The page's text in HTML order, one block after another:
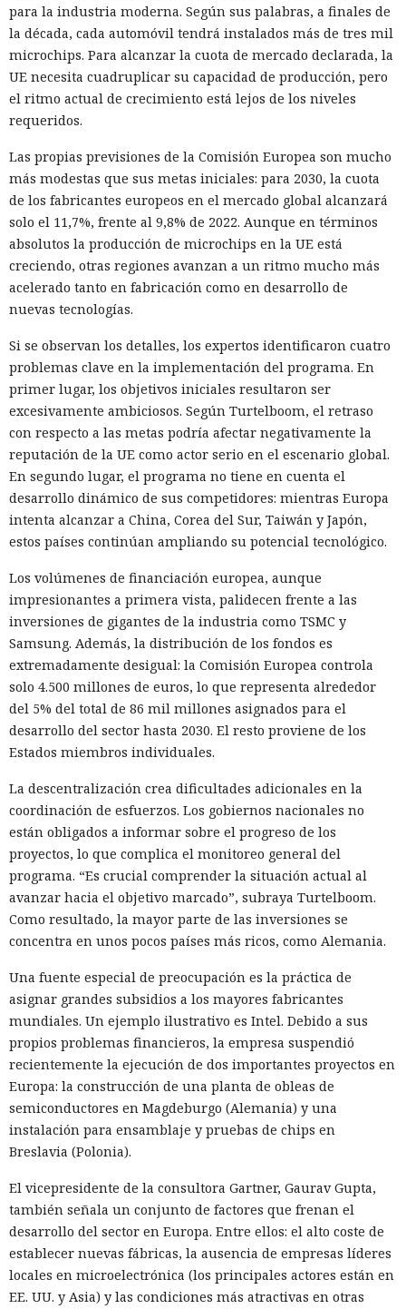
para la industria moderna. Según sus palabras, a finales de
la década, cada automóvil tendrá instalados más de tres mil
microchips. Para alcanzar la cuota de mercado declarada, la
UE necesita cuadruplicar su capacidad de producción, pero
el ritmo actual de crecimiento está lejos de los niveles
requeridos.
Las propias previsiones de la Comisión Europea son mucho
más modestas que sus metas iniciales: para 2030, la cuota
de los fabricantes europeos en el mercado global alcanzará
solo el 11,7%, frente al 9,8% de 2022. Aunque en términos
absolutos la producción de microchips en la UE está
creciendo, otras regiones avanzan a un ritmo mucho más
acelerado tanto en fabricación como en desarrollo de
nuevas tecnologías.
Si se observan los detalles, los expertos identificaron cuatro
problemas clave en la implementación del programa. En
primer lugar, los objetivos iniciales resultaron ser
excesivamente ambiciosos. Según Turtelboom, el retraso
con respecto a las metas podría afectar negativamente la
reputación de la UE como actor serio en el escenario global.
En segundo lugar, el programa no tiene en cuenta el
desarrollo dinámico de sus competidores: mientras Europa
intenta alcanzar a China, Corea del Sur, Taiwán y Japón,
estos países continúan ampliando su potencial tecnológico.
Los volúmenes de financiación europea, aunque
impresionantes a primera vista, palidecen frente a las
inversiones de gigantes de la industria como TSMC y
Samsung. Además, la distribución de los fondos es
extremadamente desigual: la Comisión Europea controla
solo 4.500 millones de euros, lo que representa alrededor
del 5% del total de 86 mil millones asignados para el
desarrollo del sector hasta 2030. El resto proviene de los
Estados miembros individuales.
La descentralización crea dificultades adicionales en la
coordinación de esfuerzos. Los gobiernos nacionales no
están obligados a informar sobre el progreso de los
proyectos, lo que complica el monitoreo general del
programa. “Es crucial comprender la situación actual al
avanzar hacia el objetivo marcado”, subraya Turtelboom.
Como resultado, la mayor parte de las inversiones se
concentra en unos pocos países más ricos, como Alemania.
Una fuente especial de preocupación es la práctica de
asignar grandes subsidios a los mayores fabricantes
mundiales. Un ejemplo ilustrativo es Intel. Debido a sus
propios problemas financieros, la empresa suspendió
recientemente la ejecución de dos importantes proyectos en
Europa: la construcción de una planta de obleas de
semiconductores en Magdeburgo (Alemania) y una
instalación para ensamblaje y pruebas de chips en
Breslavia (Polonia).
El vicepresidente de la consultora Gartner, Gaurav Gupta,
también señala un conjunto de factores que frenan el
desarrollo del sector en Europa. Entre ellos: el alto coste de
establecer nuevas fábricas, la ausencia de empresas líderes
locales en microelectrónica (los principales actores están en
EE. UU. y Asia) y las condiciones más atractivas en otras